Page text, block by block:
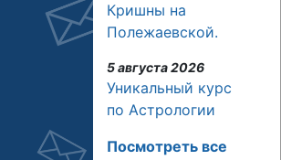
Кришны на
Полежаевской.
5 августа 2026
Уникальный курс
по Астрологии
Посмотреть все